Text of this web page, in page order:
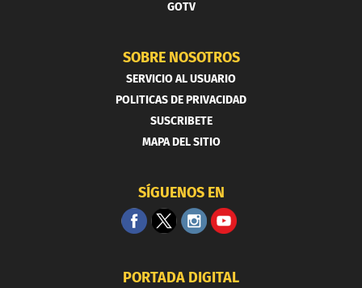
GOTV
SOBRE NOSOTROS
SERVICIO AL USUARIO
POLITICAS DE PRIVACIDAD
SUSCRIBETE
MAPA DEL SITIO
SÍGUENOS EN
PORTADA DIGITAL